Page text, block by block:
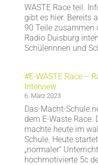
WASTE Race teil.
gibt es hier. Bereits
90 Teile zusammen
Radio Duisburg
Schülerinnen und
#E-WASTE Race –
Interview
6. März 2023
Das-Macht-
dem E-Waste
machte heute im
Schule. Heute
„normaler“
hochmotivierte 5c